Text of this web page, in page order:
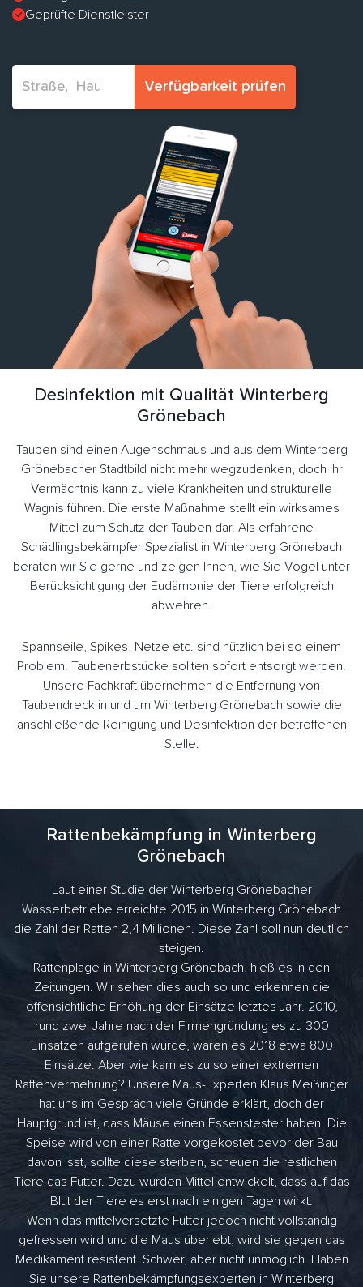
Geprüfte Dienstleister
Verfügbarkeit prüfen
Desinfektion mit Qualität Winterberg
Grönebach
Tauben sind einen Augenschmaus und aus dem Winterberg
Grönebacher Stadtbild nicht mehr wegzudenken, doch ihr
Vermächtnis kann zu viele Krankheiten und strukturelle
Wagnis führen. Die erste Maßnahme stellt ein wirksames
Mittel zum Schutz der Tauben dar. Als erfahrene
Schädlingsbekämpfer Spezialist in Winterberg Grönebach
beraten wir Sie gerne und zeigen Ihnen, wie Sie Vögel unter
Berücksichtigung der Eudämonie der Tiere erfolgreich
abwehren.
Spannseile, Spikes, Netze etc. sind nützlich bei so einem
Problem. Taubenerbstücke sollten sofort entsorgt werden.
Unsere Fachkraft übernehmen die Entfernung von
Taubendreck in und um Winterberg Grönebach sowie die
anschließende Reinigung und Desinfektion der betroffenen
Stelle.
Rattenbekämpfung in Winterberg
Grönebach
Laut einer Studie der Winterberg Grönebacher
Wasserbetriebe erreichte 2015 in Winterberg Grönebach
die Zahl der Ratten 2,4 Millionen. Diese Zahl soll nun deutlich
steigen.
Rattenplage in Winterberg Grönebach, hieß es in den
Zeitungen. Wir sehen dies auch so und erkennen die
offensichtliche Erhöhung der Einsätze letztes Jahr. 2010,
rund zwei Jahre nach der Firmengründung es zu 300
Einsätzen aufgerufen wurde, waren es 2018 etwa 800
Einsätze. Aber wie kam es zu so einer extremen
Rattenvermehrung? Unsere Maus-Experten Klaus Meißinger
hat uns im Gespräch viele Gründe erklärt, doch der
Hauptgrund ist, dass Mäuse einen Essenstester haben. Die
Speise wird von einer Ratte vorgekostet bevor der Bau
davon isst, sollte diese sterben, scheuen die restlichen
Tiere das Futter. Dazu wurden Mittel entwickelt, dass auf das
Blut der Tiere es erst nach einigen Tagen wirkt.
Wenn das mittelversetzte Futter jedoch nicht vollständig
gefressen wird und die Maus überlebt, wird sie gegen das
Medikament resistent. Schwer, aber nicht unmöglich. Haben
Sie unsere Rattenbekämpfungsexperten in Winterberg